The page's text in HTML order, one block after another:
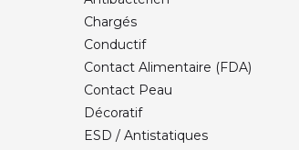
NYLON PA6
PC - (Polycarbonate)
PCTG
PETG - (PolyEthylène Téréphtalate
Glycole)
PLA - (PolyLactic Acid)
Chargés
Conductif
Contact Alimentaire (FDA)
Contact Peau
Décoratif
ESD / Antistatiques